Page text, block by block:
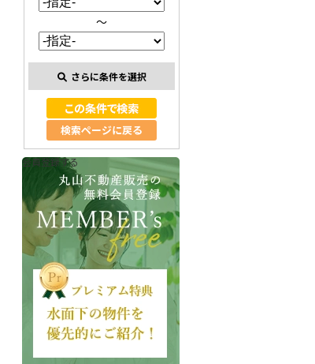
～
さらに条件を選択
検索ページに戻る
会員登録する